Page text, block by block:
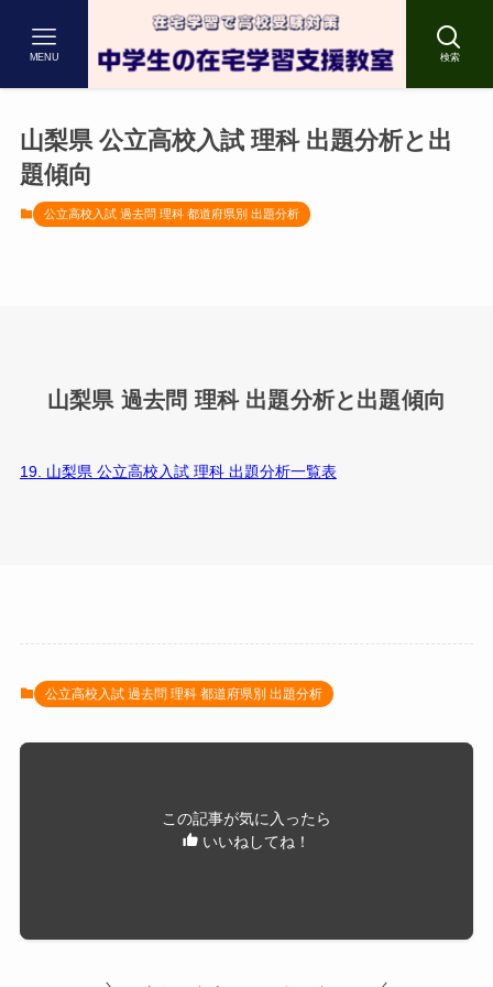
検索
MENU
山梨県 公立高校入試 理科 出題分析と出
題傾向
公立高校入試 過去問 理科 都道府県別 出題分析
山梨県 過去問 理科 出題分析と出題傾向
19. 山梨県 公立高校入試 理科 出題分析一覧表
公立高校入試 過去問 理科 都道府県別 出題分析
この記事が気に入ったら
いいねしてね！